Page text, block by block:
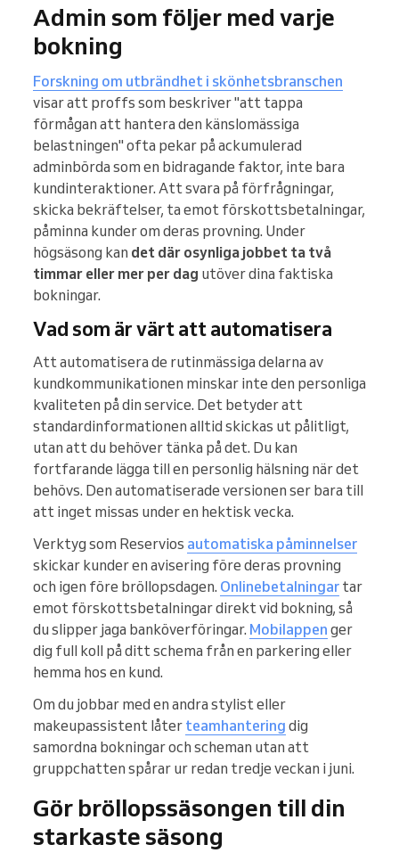
Admin som följer med varje
bokning
Forskning om utbrändhet i skönhetsbranschen
visar att proffs som beskriver "att tappa
förmågan att hantera den känslomässiga
belastningen" ofta pekar på ackumulerad
adminbörda som en bidragande faktor, inte bara
kundinteraktioner. Att svara på förfrågningar,
skicka bekräftelser, ta emot förskottsbetalningar,
påminna kunder om deras provning. Under
högsäsong kan det där osynliga jobbet ta två
timmar eller mer per dag utöver dina faktiska
bokningar.
Vad som är värt att automatisera
Att automatisera de rutinmässiga delarna av
kundkommunikationen minskar inte den personliga
kvaliteten på din service. Det betyder att
standardinformationen alltid skickas ut pålitligt,
utan att du behöver tänka på det. Du kan
fortfarande lägga till en personlig hälsning när det
behövs. Den automatiserade versionen ser bara till
att inget missas under en hektisk vecka.
Verktyg som Reservios automatiska påminnelser
skickar kunder en avisering före deras provning
och igen före bröllopsdagen. Onlinebetalningar tar
emot förskottsbetalningar direkt vid bokning, så
du slipper jaga banköverföringar. Mobilappen ger
dig full koll på ditt schema från en parkering eller
hemma hos en kund.
Om du jobbar med en andra stylist eller
makeupassistent låter teamhantering dig
samordna bokningar och scheman utan att
gruppchatten spårar ur redan tredje veckan i juni.
Gör bröllopssäsongen till din
starkaste säsong